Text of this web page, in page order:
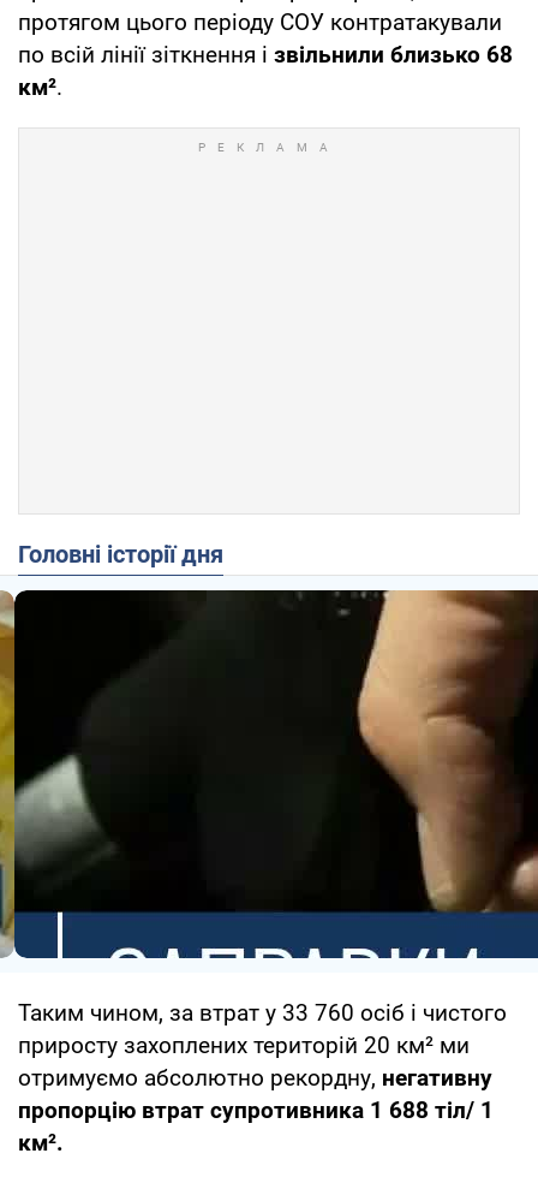
протягом цього періоду СОУ контратакували
по всій лінії зіткнення і звільнили близько 68
км².
Головні історії дня
Таким чином, за втрат у 33 760 осіб і чистого
приросту захоплених територій 20 км² ми
отримуємо абсолютно рекордну, негативну
пропорцію втрат супротивника 1 688 тіл/ 1
км².